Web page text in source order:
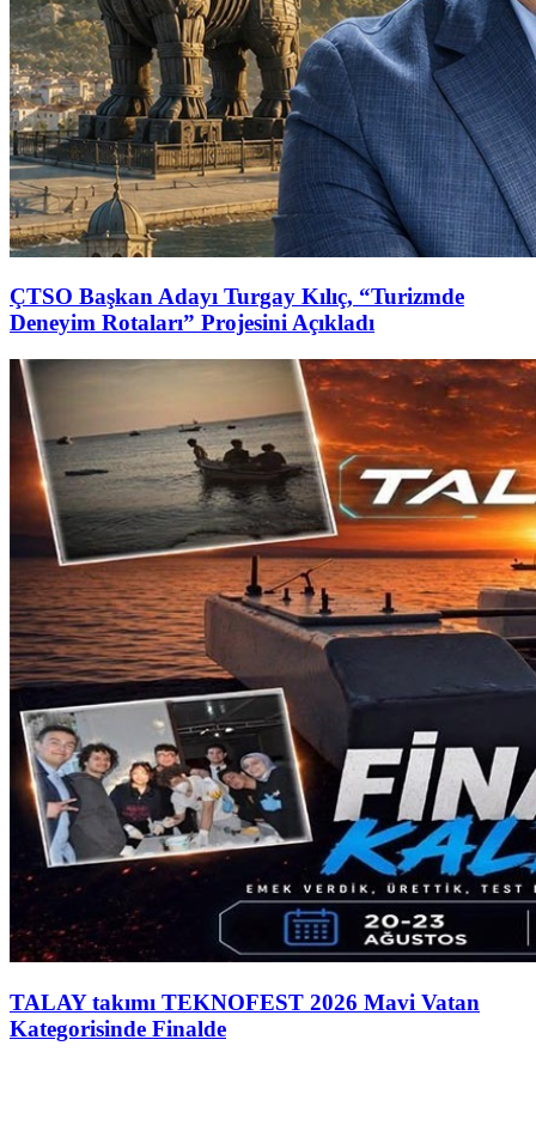
ÇTSO Başkan Adayı Turgay Kılıç, “Turizmde
Deneyim Rotaları” Projesini Açıkladı
TALAY takımı TEKNOFEST 2026 Mavi Vatan
Kategorisinde Finalde